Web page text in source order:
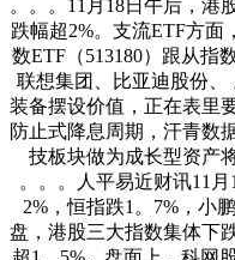
。。。11月18日午后，港
跌幅超2%。支流ETF方
数ETF（513180）跟从指
联想集团、比亚迪股份
装备摆设价值，正在表里
防止式降息周期，汗青数
技板块做为成长型资产
。。。人平易近财讯11
2%，恒指跌1。7%，小
盘，港股三大指数集体下